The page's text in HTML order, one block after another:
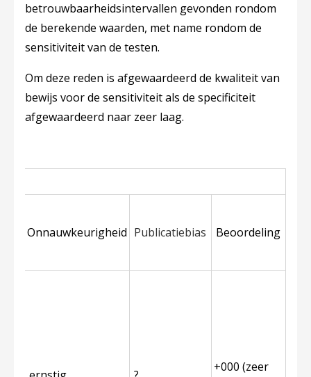
betrouwbaarheidsintervallen gevonden rondom
de berekende waarden, met name rondom de
sensitiviteit van de testen.
Om deze reden is afgewaardeerd de kwaliteit van
bewijs voor de sensitiviteit als de specificiteit
afgewaardeerd naar zeer laag.
Onnauwkeurigheid Publicatiebias Beoordeling
+000 (zeer